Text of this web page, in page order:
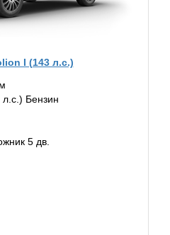
I (143 л.с.)
Бензин
5 дв.